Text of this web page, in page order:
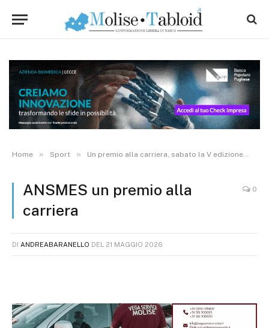
Home » Sport » Un premio alla carriera, sabato la V edizione
ANSMES un premio alla
carriera
0
DI ANDREABARANELLO DEL 21 MAGGIO 2026